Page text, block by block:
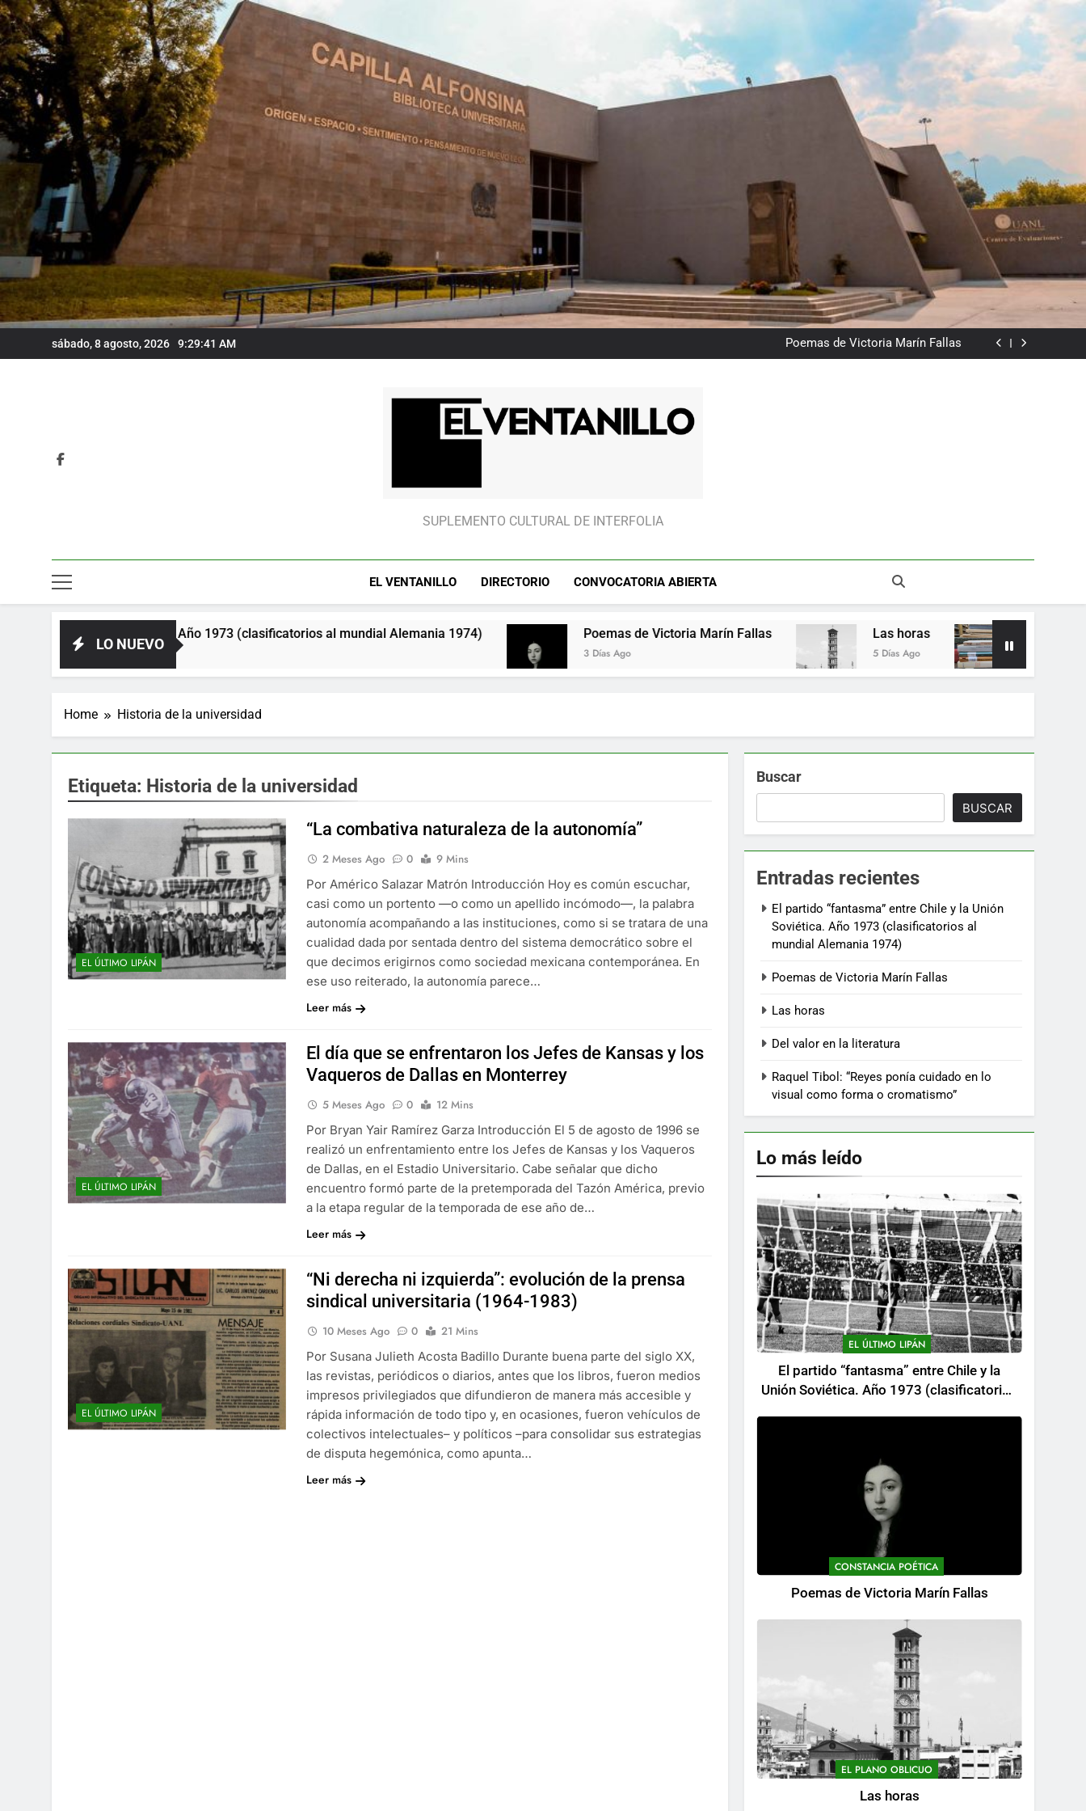
Skip
to
content
sábado, 8 agosto, 2026 9:29:42 AM
Del valor en la literatura
El partido “fantasma” entre Chile y la Unión Soviética. Año 1973
(clasificatorios al mundial Alemania 1974)
Poemas de Victoria Marín Fallas
Las horas
El Ventanillo
SUPLEMENTO CULTURAL DE INTERFOLIA
EL VENTANILLO DIRECTORIO CONVOCATORIA ABIERTA
LO NUEVO
Unión Soviética. Año 1973 (clasificatorios al mundial Alemania 1974) Poemas de Victoria Marín Fallas
3 Días Ago
Las horas
5 Días Ago
Del valor en la
2 Semanas Ago
Home Historia de la universidad
Etiqueta: Historia de la universidad
EL ÚLTIMO LIPÁN
“La combativa naturaleza de la autonomía”
2 Meses Ago 0
9 Mins
Por Américo Salazar Matrón Introducción Hoy es común escuchar,
casi como un portento —o como un apellido incómodo—, la palabra
autonomía acompañando a las instituciones, como si se tratara de una
cualidad dada por sentada dentro del sistema democrático sobre el
que decimos erigirnos como sociedad mexicana contemporánea. En
ese uso reiterado, la autonomía parece…
Leer más
EL ÚLTIMO LIPÁN
El día que se enfrentaron los Jefes de Kansas y los
Vaqueros de Dallas en Monterrey
5 Meses Ago 0
12 Mins
Por Bryan Yair Ramírez Garza Introducción El 5 de agosto de 1996 se
realizó un enfrentamiento entre los Jefes de Kansas y los Vaqueros
de Dallas, en el Estadio Universitario. Cabe señalar que dicho
encuentro formó parte de la pretemporada del Tazón América, previo
a la etapa regular de la temporada de ese año de…
Leer más
EL ÚLTIMO LIPÁN
“Ni derecha ni izquierda”: evolución de la prensa
sindical universitaria (1964-1983)
10 Meses Ago 0
21 Mins
Por Susana Julieth Acosta Badillo Durante buena parte del siglo XX,
las revistas, periódicos o diarios, antes que los libros, fueron medios
impresos privilegiados que difundieron de manera más accesible y
rápida información de todo tipo y, en ocasiones, fueron vehículos de
colectivos intelectuales– y políticos –para consolidar sus estrategias
de disputa hegemónica, como apunta…
Leer más
Buscar
BUSCAR
Entradas recientes
El partido “fantasma” entre Chile y la Unión
Soviética. Año 1973 (clasificatorios al
mundial Alemania 1974)
Poemas de Victoria Marín Fallas
Las horas
Del valor en la literatura
Raquel Tibol: “Reyes ponía cuidado en lo
visual como forma o cromatismo”
Lo más leído
EL ÚLTIMO LIPÁN
El partido “fantasma” entre Chile y la
Unión Soviética. Año 1973 (clasificatorios
CONSTANCIA POÉTICA
Poemas de Victoria Marín Fallas
EL PLANO OBLICUO
Las horas